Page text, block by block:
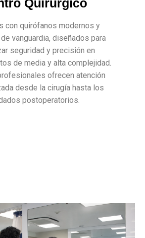
Quirúrgico
con quirófanos modernos y
vanguardia, diseñados para
seguridad y precisión en
de media y alta complejidad.
ofrecen atención
desde la cirugía hasta los
postoperatorios.